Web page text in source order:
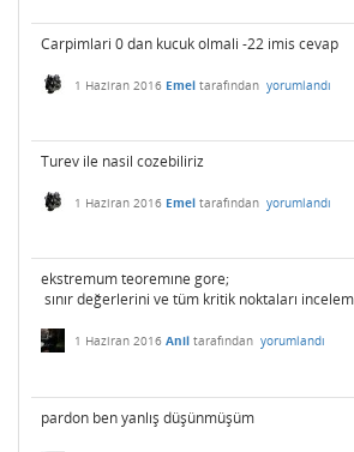
Carpimlari 0 dan kucuk olmali -22 imis cevap
1 Haziran 2016 Emel tarafından yorumlandı
Turev ile nasil cozebiliriz
1 Haziran 2016 Emel tarafından yorumlandı
ekstremum teoremıne gore;
sınır değerlerini ve tüm kritik noktaları
1 Haziran 2016 Anil tarafından yorumlandı
pardon ben yanlış düşünmüşüm